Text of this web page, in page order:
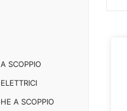
SCOPPIO
A SCOPPIO